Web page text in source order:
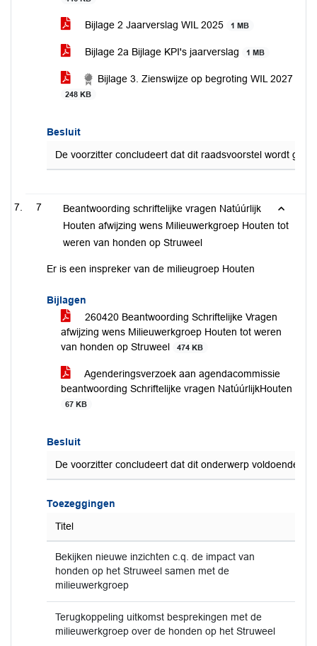
Bijlage 2 Jaarverslag WIL 2025 1 MB
Bijlage 2a Bijlage KPI's jaarverslag 1 MB
Bijlage 3. Zienswijze op begroting WIL 2027
248 KB
Besluit
De voorzitter concludeert dat dit raadsvoorstel wordt
7
Beantwoording schriftelijke vragen Natúúrlijk
Houten afwijzing wens Milieuwerkgroep Houten tot
weren van honden op Struweel
Er is een inspreker van de milieugroep Houten
Bijlagen
260420 Beantwoording Schriftelijke Vragen
afwijzing wens Milieuwerkgroep Houten tot weren
van honden op Struweel
474 KB
Agenderingsverzoek aan agendacommissie
beantwoording Schriftelijke vragen NatúúrlijkHouten
67 KB
Besluit
De voorzitter concludeert dat dit onderwerp voldoende is
Toezeggingen
Titel
Bekijken nieuwe inzichten c.q. de impact van
honden op het Struweel samen met de
milieuwerkgroep
Terugkoppeling uitkomst besprekingen met de
milieuwerkgroep over de honden op het Struweel